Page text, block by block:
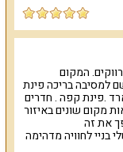
לאורחים.
להצעות נישואין ושאר
הוילה חופשה מהנה
ובטוחה למשחק, רחצה
חברה, ימי גיבוש
המקום
למסיבה בריכה פינת
.פינת קפה . חדרים
מקום שונים באיזור
את זה
לחוויה מדהימה